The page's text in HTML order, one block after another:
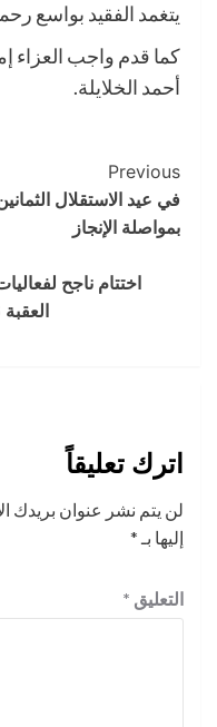
يتغمد الفقيد بواسع
كما قدم واجب العزاء
أحمد الخلايلة.
Post
Navigation
Previous
في عيد الاستقلال
بمواصلة الإنجاز
اختتام ناجح
العقبة 2026 وسط إقبال جماهيري واسع
اترك تعليقاً
لن يتم نشر عنوان بريدك
إليها بـ *
التعليق *